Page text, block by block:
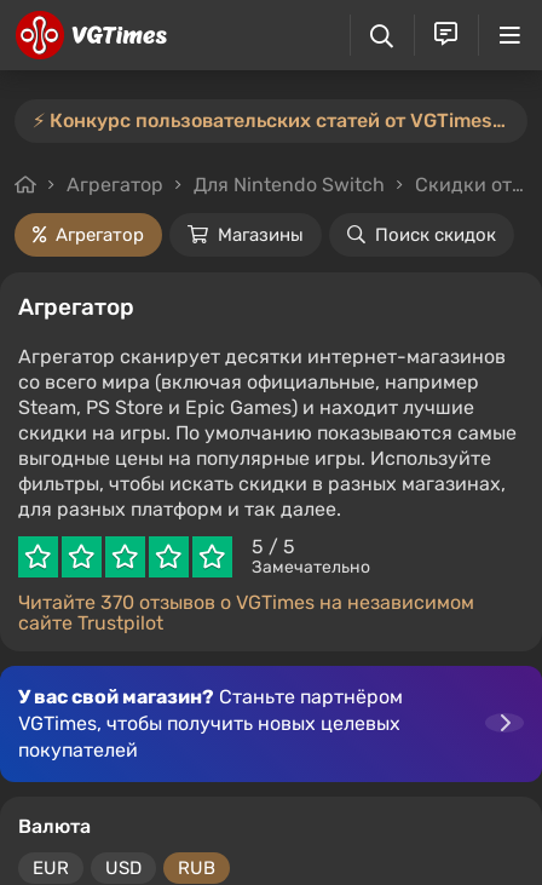
⚡️ Конкурс пользовательских статей от VGTimes продлён — участвуйте тут ⚡️
Агрегатор Для Nintendo Switch Скидки от 10%
Агрегатор Магазины Поиск скидок
Агрегатор
Агрегатор сканирует десятки интернет-магазинов
со всего мира (включая официальные, например
Steam, PS Store и Epic Games) и находит лучшие
скидки на игры. По умолчанию показываются самые
выгодные цены на популярные игры. Используйте
фильтры, чтобы искать скидки в разных магазинах,
для разных платформ и так далее.
5 / 5
Замечательно
Читайте 370 отзывов о VGTimes на независимом
сайте Trustpilot
У вас свой магазин? Станьте партнёром
VGTimes, чтобы получить новых целевых
покупателей
Валюта
EUR USD RUB